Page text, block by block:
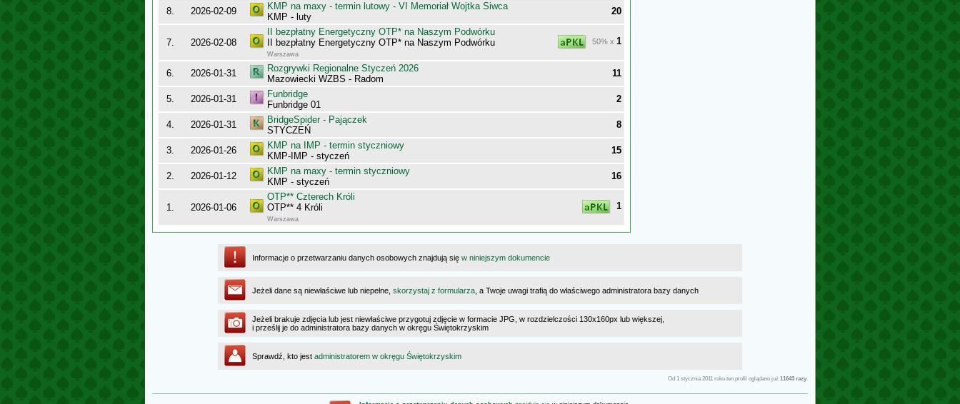
8. 2026-02-09
KMP na maxy - termin lutowy - VI Memoriał Wojtka Siwca
KMP - luty
20
7. 2026-02-08
II bezpłatny Energetyczny OTP* na Naszym Podwórku
II bezpłatny Energetyczny OTP* na Naszym Podwórku
Warszawa
50% x 1
6. 2026-01-31
Rozgrywki Regionalne Styczeń 2026
Mazowiecki WZBS - Radom
11
5. 2026-01-31
Funbridge
Funbridge 01
2
4. 2026-01-31
BridgeSpider - Pajączek
STYCZEŃ
8
3. 2026-01-26
KMP na IMP - termin styczniowy
KMP-IMP - styczeń
15
2. 2026-01-12
KMP na maxy - termin styczniowy
KMP - styczeń
16
1. 2026-01-06
OTP** Czterech Króli
OTP** 4 Króli
Warszawa
1
Informacje o przetwarzaniu danych osobowych znajdują się w niniejszym dokumencie
Jeżeli dane są niewłaściwe lub niepełne, skorzystaj z formularza , a Twoje uwagi trafią do właściwego administratora bazy danych
Jeżeli brakuje zdjęcia lub jest niewłaściwe przygotuj zdjęcie w formacie JPG, w rozdzielczości 130x160px lub większej,
i prześlij je do administratora bazy danych w okręgu Świętokrzyskim
Sprawdź, kto jest administratorem w okręgu Świętokrzyskim
Od 1 stycznia 2011 roku ten profil oglądano już 11643 razy.